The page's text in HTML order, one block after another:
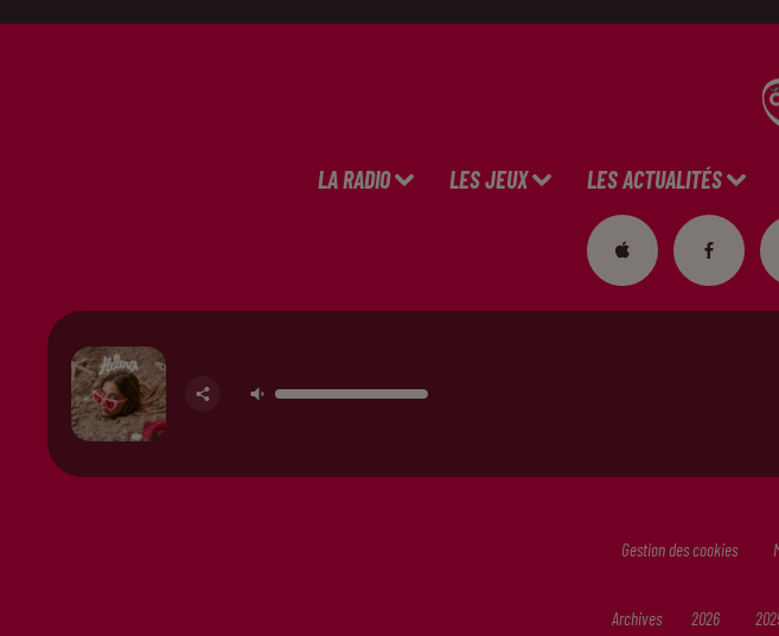
LA RADIO LES JEUX LES ACTUALITÉS
Gestion des cookies
Archives 2026